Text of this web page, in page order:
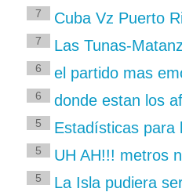
7 Cuba Vz Puerto
7 Las Tunas-
6 el partido mas
6 donde estan los
5 Estadísticas para
5 UH AH!!! metros
5 La Isla pudiera